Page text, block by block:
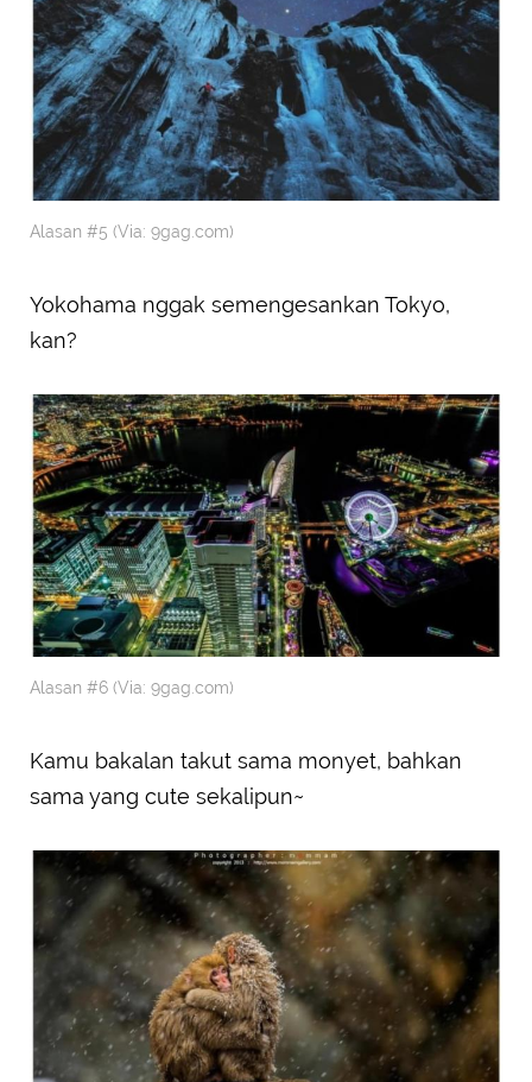
Alasan #5 (Via: 9gag.com)
Yokohama nggak semengesankan Tokyo,
kan?
Alasan #6 (Via: 9gag.com)
Kamu bakalan takut sama monyet, bahkan
sama yang cute sekalipun~